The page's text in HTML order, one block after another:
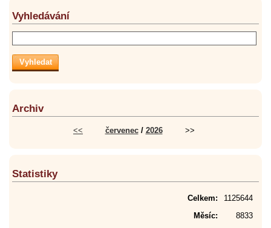
Vyhledávání
Archiv
<< červenec/ 2026 >>
Statistiky
Celkem:
1125644
Měsíc:
8833